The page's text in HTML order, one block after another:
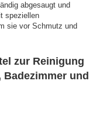
abgesaugt und
speziellen
sie vor Schmutz und
zur Reinigung
und